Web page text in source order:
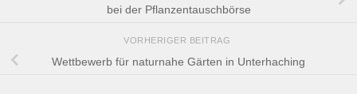
bei der Pflanzentauschbörse
VORHERIGER BEITRAG
Wettbewerb für naturnahe Gärten in Unterhaching